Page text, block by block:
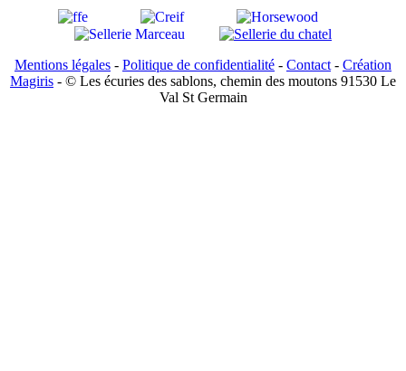
Mentions légales - Politique de confidentialité - Contact - Création
Magiris - © Les écuries des sablons, chemin des moutons 91530 Le
Val St Germain